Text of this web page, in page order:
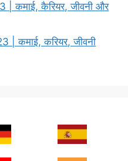
| कमाई, कैरियर, जीवनी और
| कमाई, करियर, जीवनी